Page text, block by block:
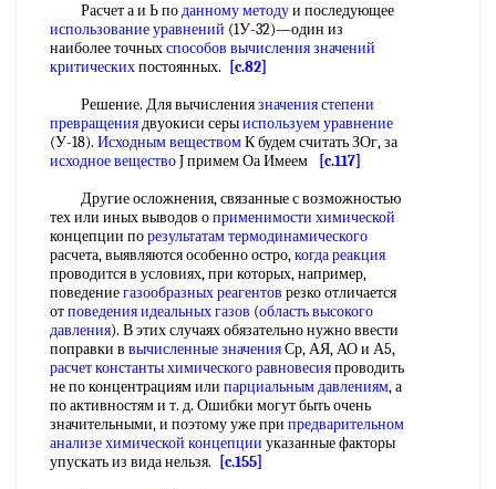
Расчет а и Ь поданному методуи последующее
использование уравнений (1У-32)—один из
наиболее точныхспособов вычислениязначений
критическихпостоянных.
[c.82]
Решение. Для вычислениязначения степени
превращениядвуокиси серыиспользуем уравнение
(У-18). Исходным веществомК будем считать ЗОг, за
исходное веществоJ примем Оа Имеем
[c.117]
Другие осложнения, связанные с возможностью
тех или иных выводов оприменимости химической
концепции порезультатам термодинамического
расчета, выявляются особенно остро,когда реакция
проводится в условиях, при которых, например,
поведениегазообразных реагентов резко отличается
отповедения идеальных газов (область высокого
давления). В этих случаях обязательно нужно ввести
поправки в вычисленные значенияСр, АЯ, АО и А5,
расчет константы химического равновесияпроводить
не по концентрациям или парциальным давлениям, а
по активностям и т. д. Ошибки могут быть очень
значительными, и поэтому уже при предварительном
анализехимической концепции указанные факторы
упускать из вида нельзя.
[c.155]